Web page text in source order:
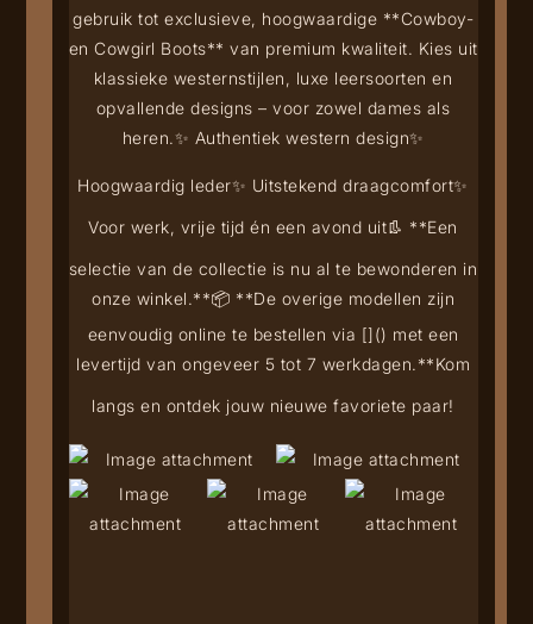
gebruik tot exclusieve, hoogwaardige **Cowboy-
en Cowgirl Boots** van premium kwaliteit. Kies uit
klassieke westernstijlen, luxe leersoorten en
opvallende designs – voor zowel dames als
heren.✨ Authentiek western design✨
Hoogwaardig leder✨ Uitstekend draagcomfort✨
Voor werk, vrije tijd én een avond uit👢 **Een
selectie van de collectie is nu al te bewonderen in
onze winkel.**📦 **De overige modellen zijn
eenvoudig online te bestellen via []() met een
levertijd van ongeveer 5 tot 7 werkdagen.**Kom
langs en ontdek jouw nieuwe favoriete paar!